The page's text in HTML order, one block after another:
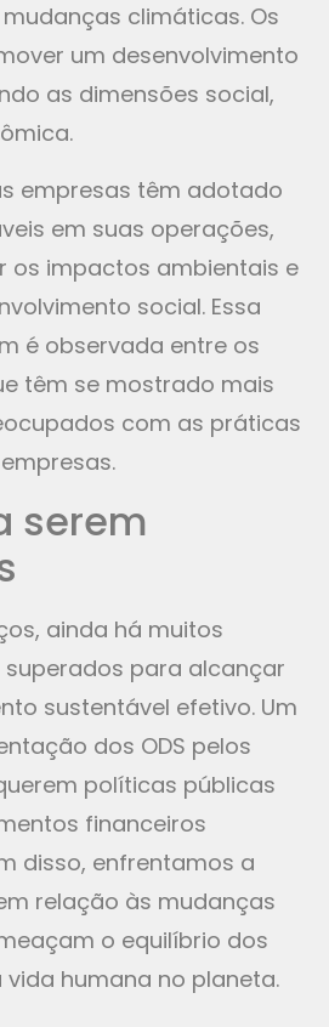
climáticas. Os
um desenvolvimento
as dimensões social,
empresas têm adotado
em suas operações,
os impactos ambientais e
social. Essa
é observada entre os
têm se mostrado mais
com as práticas
serem
ainda há muitos
para alcançar
sustentável efetivo. Um
dos ODS pelos
políticas públicas
financeiros
disso, enfrentamos a
relação às mudanças
o equilíbrio dos
humana no planeta.